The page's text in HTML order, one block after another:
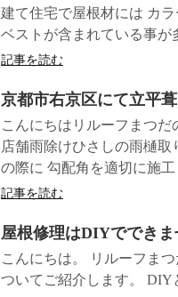
建て住宅で屋根材には カ
ベストが含まれている事が
記事を読む
京都市右京区にて立平
こんにちはリルーフまつだ
店舗雨除けひさしの雨樋
の際に 勾配角を適切に施工
記事を読む
屋根修理はDIYでできま
こんにちは。 リルーフま
ついてご紹介します。 DIY